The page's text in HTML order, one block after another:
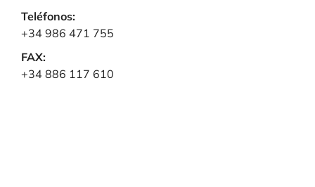
Teléfonos:
+34 986 471 755
FAX:
+34 886 117 610